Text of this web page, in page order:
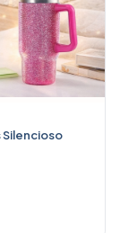
Silencioso